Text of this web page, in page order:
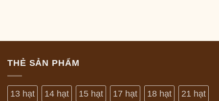
THẺ SẢN PHẨM
13 hạt 14 hạt 15 hạt 17 hạt 18 hạt
21 hạt